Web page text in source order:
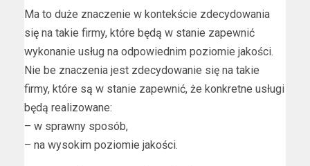
Ma to duże znaczenie w kontekście zdecydowania
się na takie firmy, które będą w stanie zapewnić
wykonanie usług na odpowiednim poziomie jakości.
Nie be znaczenia jest zdecydowanie się na takie
firmy, które są w stanie zapewnić, że konkretne usługi
będą realizowane:
– w sprawny sposób,
– na wysokim poziomie jakości.